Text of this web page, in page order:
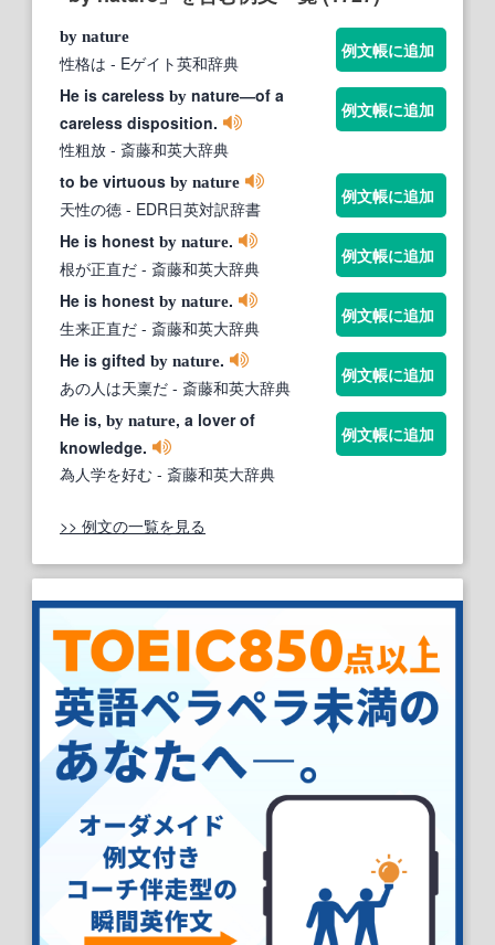
by nature
性格は - Eゲイト英和辞典
例文帳に追加
He is careless by nature―of a
careless disposition.
性粗放 - 斎藤和英大辞典
例文帳に追加
to be virtuous by nature
天性の徳 - EDR日英対訳辞書
例文帳に追加
He is honest by nature.
根が正直だ - 斎藤和英大辞典
例文帳に追加
He is honest by nature.
生来正直だ - 斎藤和英大辞典
例文帳に追加
He is gifted by nature.
あの人は天稟だ - 斎藤和英大辞典
例文帳に追加
He is, by nature, a lover of
knowledge.
為人学を好む - 斎藤和英大辞典
例文帳に追加
>> 例文の一覧を見る